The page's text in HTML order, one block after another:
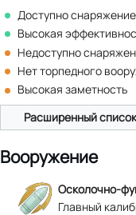
Доступно
Высокая
Недоступно
Нет торпедного
Высокая заметность
Расширенный
Вооружение
Осколочно-
Главный